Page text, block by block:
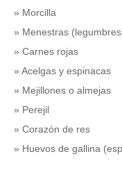
Morcilla
Menestras
Carnes rojas
Acelgas y espinacas
Mejillones o almejas
Perejil
Corazón de res
Huevos de gallina